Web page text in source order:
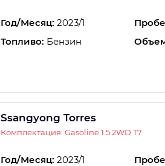
Год/Месяц: 2023/1
Топливо: Бензин
Ssangyong Torres
Комплектация: Gasoline 1.5 2WD T7
Год/Месяц: 2023/1